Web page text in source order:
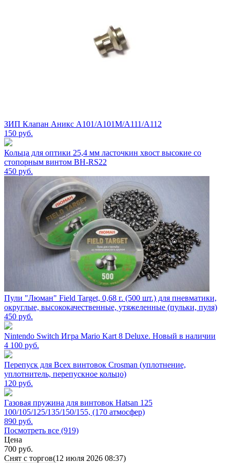
ЗИП Клапан Аникс А101/А101М/А111/А112
150 руб.
Кольца для оптики 25,4 мм ласточкин хвост высокие со
стопорным винтом BH-RS22
450 руб.
Пули "Люман" Field Target, 0,68 г. (500 шт.) для пневматики,
округлые, высококачественные, утяжеленные (пульки, пуля)
450 руб.
Nintendo Switch Игра Mario Kart 8 Deluxe. Новый в наличии
4 100 руб.
Перепуск для Всех винтовок Crosman (уплотнение,
уплотнитель, перепускное кольцо)
120 руб.
Газовая пружина для винтовок Hatsan 125
100/105/125/135/150/155, (170 атмосфер)
890 руб.
Посмотреть все (919)
Цена
700 руб.
Снят с торгов(12 июля 2026 08:37)